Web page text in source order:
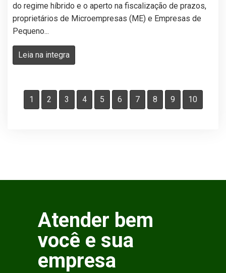
do regime híbrido e o aperto na fiscalização de prazos,
proprietários de Microempresas (ME) e Empresas de
Pequeno...
Leia na integra
1 2 3 4 5 6 7 8 9 10
Atender bem
você e sua
empresa